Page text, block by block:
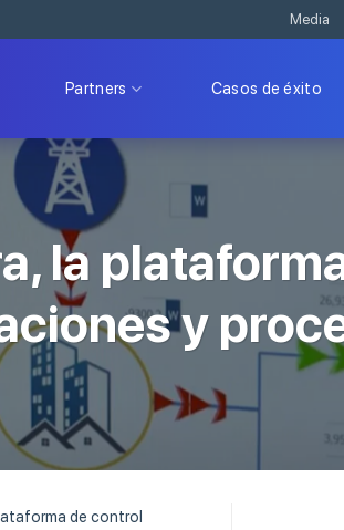
Media
Partners Casos de éxito
la
y
de control